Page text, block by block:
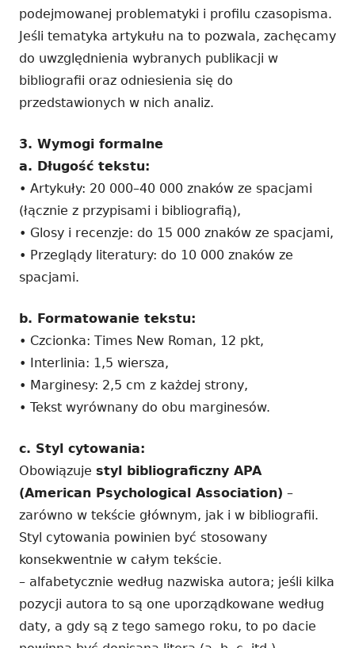
podejmowanej problematyki i profilu czasopisma.
Jeśli tematyka artykułu na to pozwala, zachęcamy
do uwzględnienia wybranych publikacji w
bibliografii oraz odniesienia się do
przedstawionych w nich analiz.
3. Wymogi formalne
a. Długość tekstu:
• Artykuły: 20 000–40 000 znaków ze spacjami
(łącznie z przypisami i bibliografią),
• Glosy i recenzje: do 15 000 znaków ze spacjami,
• Przeglądy literatury: do 10 000 znaków ze
spacjami.
b. Formatowanie tekstu:
• Czcionka: Times New Roman, 12 pkt,
• Interlinia: 1,5 wiersza,
• Marginesy: 2,5 cm z każdej strony,
• Tekst wyrównany do obu marginesów.
c. Styl cytowania:
Obowiązuje styl bibliograficzny APA
(American Psychological Association) –
zarówno w tekście głównym, jak i w bibliografii.
Styl cytowania powinien być stosowany
konsekwentnie w całym tekście.
– alfabetycznie według nazwiska autora; jeśli kilka
pozycji autora to są one uporządkowane według
daty, a gdy są z tego samego roku, to po dacie